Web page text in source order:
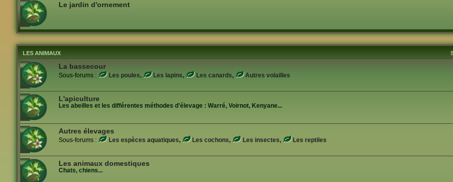
Le jardin d'ornement
LES ANIMAUX
La bassecour
Sous-forums : Les poules, Les lapins, Les canards, Autres volailles
L'apiculture
Les abeilles et les différentes méthodes d'élevage : Warré, Voirnot, Kenyane...
Autres élevages
Sous-forums : Les espèces aquatiques, Les cochons, Les insectes, Les reptiles
Les animaux domestiques
Chats, chiens...